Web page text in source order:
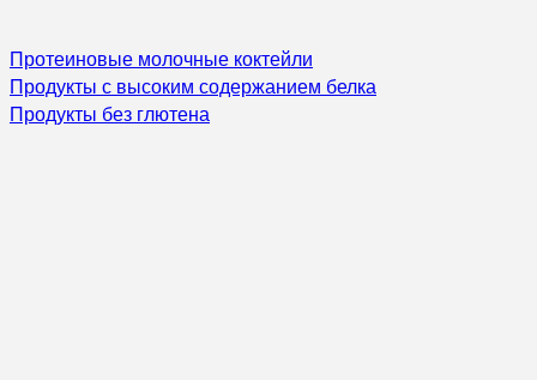
Протеиновые молочные коктейли
Продукты с высоким содержанием белка
Продукты без глютена